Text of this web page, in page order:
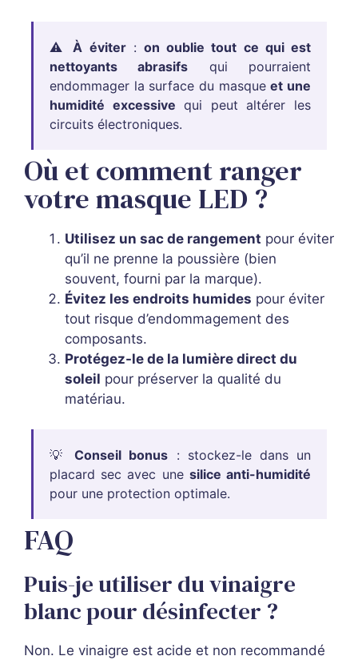
⚠️ À éviter:on oublie tout ce qui est
nettoyants abrasifs qui pourraient
endommager la surface du masqueet une
humidité excessive qui peut altérer les
circuits électroniques.
Où et comment ranger
votre masque LED ?
Utilisez un sac de rangement pour éviter
qu’il ne prenne la poussière (bien
souvent, fourni par la marque).
Évitez les endroits humides pour éviter
tout risque d’endommagement des
composants.
Protégez-le de la lumière direct du
soleil pour préserver la qualité du
matériau.
💡Conseil bonus : stockez-le dans un
placard sec avec une silice anti-humidité
pour une protection optimale.
FAQ
Puis-je utiliser du vinaigre
blanc pour désinfecter ?
Non. Le vinaigre est acide et non recommandé